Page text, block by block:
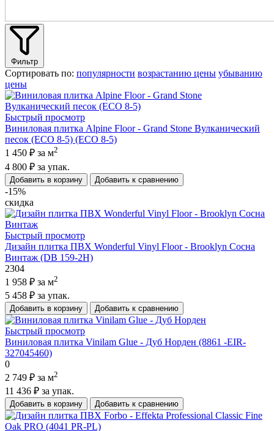
Фильтр
Сортировать по: популярности возрастанию цены убыванию
цены
Быстрый просмотр
Виниловая плитка Alpine Floor - Grand Stone Вулканический
песок (ECO 8-5) (ECO 8-5)
1 450 ₽ за м2
4 800 ₽ за упак.
Добавить в корзину Добавить к сравнению
-15%
скидка
Быстрый просмотр
Дизайн плитка ПВХ Wonderful Vinyl Floor - Brooklyn Сосна
Винтаж (DB 159-2H)
2304
1 958 ₽ за м2
5 458 ₽ за упак.
Добавить в корзину Добавить к сравнению
Быстрый просмотр
Виниловая плитка Vinilam Glue - Дуб Норден (8861 -EIR-
327045460)
0
2 749 ₽ за м2
11 436 ₽ за упак.
Добавить в корзину Добавить к сравнению